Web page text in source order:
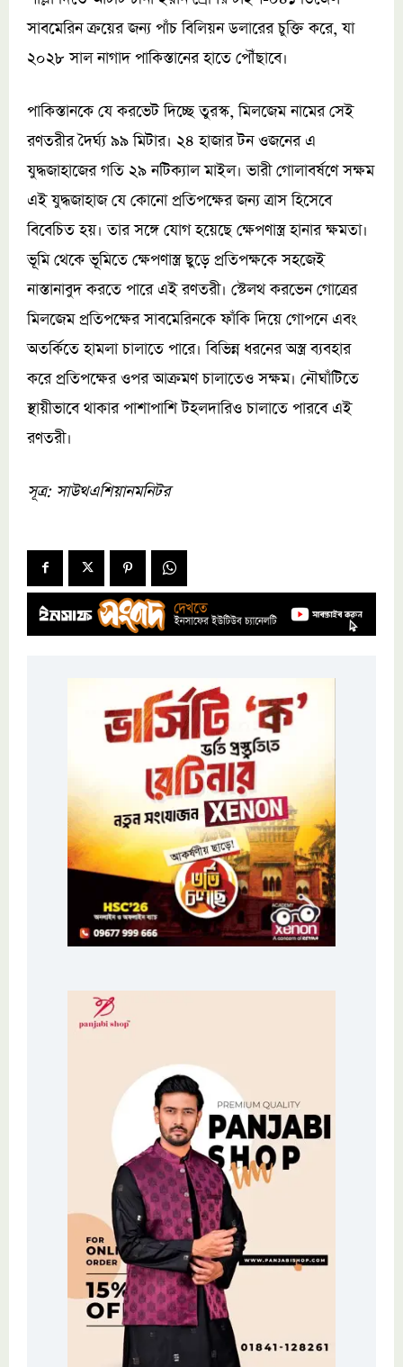
সাবমেরিন ক্রয়ের জন্য পাঁচ বিলিয়ন ডলারের চুক্তি করে, যা
২০২৮ সাল নাগাদ পাকিস্তানের হাতে পৌঁছাবে।
পাকিস্তানকে যে করভেট দিচ্ছে তুরস্ক, মিলজেম নামের সেই
রণতরীর দৈর্ঘ্য ৯৯ মিটার। ২৪ হাজার টন ওজনের এ
যুদ্ধজাহাজের গতি ২৯ নটিক্যাল মাইল। ভারী গোলাবর্ষণে সক্ষম
এই যুদ্ধজাহাজ যে কোনো প্রতিপক্ষের জন্য ত্রাস হিসেবে
বিবেচিত হয়। তার সঙ্গে যোগ হয়েছে ক্ষেপণাস্ত্র হানার ক্ষমতা।
ভূমি থেকে ভূমিতে ক্ষেপণাস্ত্র ছুড়ে প্রতিপক্ষকে সহজেই
নাস্তানাবুদ করতে পারে এই রণতরী। স্টেলথ করভেন গোত্রের
মিলজেম প্রতিপক্ষের সাবমেরিনকে ফাঁকি দিয়ে গোপনে এবং
অতর্কিতে হামলা চালাতে পারে। বিভিন্ন ধরনের অস্ত্র ব্যবহার
করে প্রতিপক্ষের ওপর আক্রমণ চালাতেও সক্ষম। নৌঘাঁটিতে
স্থায়ীভাবে থাকার পাশাপাশি টহলদারিও চালাতে পারবে এই
রণতরী।
সূত্র: সাউথএশিয়ানমনিটর